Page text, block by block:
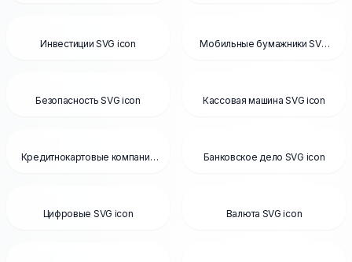
Инвестиции SVG icon
Мобильные бумажники SVG
Безопасность SVG icon Кассовая машина SVG icon
Кредитнокартовые компании
Банковское дело SVG icon
Цифровые SVG icon Валюта SVG icon